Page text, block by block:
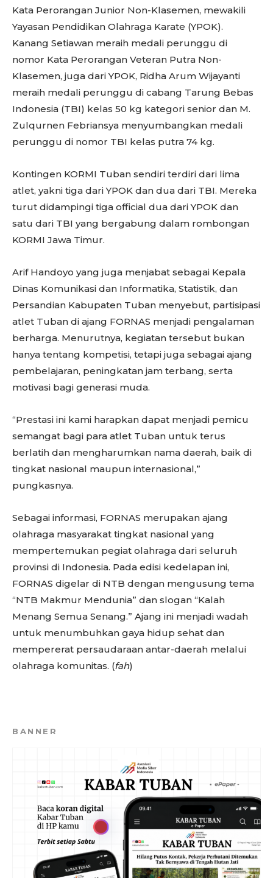
Kata Perorangan Junior Non-Klasemen, mewakili
Yayasan Pendidikan Olahraga Karate (YPOK).
Kanang Setiawan meraih medali perunggu di
nomor Kata Perorangan Veteran Putra Non-
Klasemen, juga dari YPOK, Ridha Arum Wijayanti
meraih medali perunggu di cabang Tarung Bebas
Indonesia (TBI) kelas 50 kg kategori senior dan M.
Zulqurnen Febriansya menyumbangkan medali
perunggu di nomor TBI kelas putra 74 kg.
Kontingen KORMI Tuban sendiri terdiri dari lima
atlet, yakni tiga dari YPOK dan dua dari TBI. Mereka
turut didampingi tiga official dua dari YPOK dan
satu dari TBI yang bergabung dalam rombongan
KORMI Jawa Timur.
Arif Handoyo yang juga menjabat sebagai Kepala
Dinas Komunikasi dan Informatika, Statistik, dan
Persandian Kabupaten Tuban menyebut, partisipasi
atlet Tuban di ajang FORNAS menjadi pengalaman
berharga. Menurutnya, kegiatan tersebut bukan
hanya tentang kompetisi, tetapi juga sebagai ajang
pembelajaran, peningkatan jam terbang, serta
motivasi bagi generasi muda.
“Prestasi ini kami harapkan dapat menjadi pemicu
semangat bagi para atlet Tuban untuk terus
berlatih dan mengharumkan nama daerah, baik di
tingkat nasional maupun internasional,”
pungkasnya.
Sebagai informasi, FORNAS merupakan ajang
olahraga masyarakat tingkat nasional yang
mempertemukan pegiat olahraga dari seluruh
provinsi di Indonesia. Pada edisi kedelapan ini,
FORNAS digelar di NTB dengan mengusung tema
“NTB Makmur Mendunia” dan slogan “Kalah
Menang Semua Senang.” Ajang ini menjadi wadah
untuk menumbuhkan gaya hidup sehat dan
mempererat persaudaraan antar-daerah melalui
olahraga komunitas. (fah)
BANNER